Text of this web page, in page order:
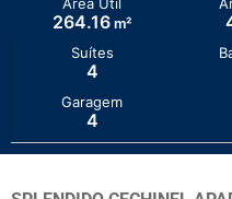
264.16m²
Suítes
4
Garagem
4